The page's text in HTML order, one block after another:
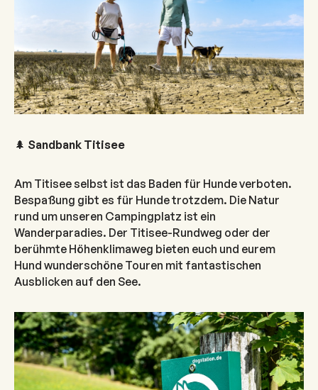
🌲 Sandbank Titisee
Am Titisee selbst ist das Baden für Hunde verboten.
Bespaßung gibt es für Hunde trotzdem. Die Natur
rund um unseren Campingplatz ist ein
Wanderparadies. Der Titisee-Rundweg oder der
berühmte Höhenklimaweg bieten euch und eurem
Hund wunderschöne Touren mit fantastischen
Ausblicken auf den See.